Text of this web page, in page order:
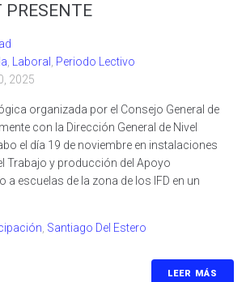
PRESENTE
Laboral
Periodo Lectivo
2025
organizada por el Consejo General de
con la Dirección General de Nivel
el día 19 de noviembre en instalaciones
Trabajo y producción del Apoyo
a escuelas de la zona de los IFD en un
Santiago Del Estero
LEER MÁS